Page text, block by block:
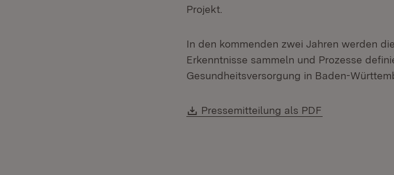
Projekt.
In den kommenden zwei Jahren werden
Erkenntnisse sammeln und Prozesse
Gesundheitsversorgung in Baden-
Download:
Pressemitteilung als PDF